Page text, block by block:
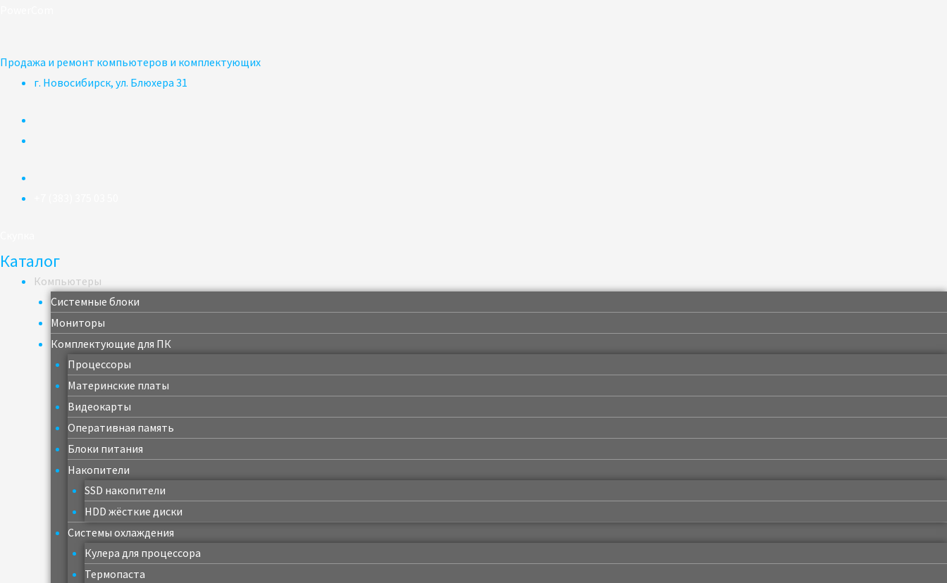
Продажа и ремонт компьютеров и комплектующих
г. Новосибирск, ул. Блюхера 31
Каталог
Компьютеры
Системные блоки
Мониторы
Комплектующие для ПК
Процессоры
Материнские платы
Видеокарты
Оперативная память
Блоки питания
Накопители
SSD накопители
HDD жёсткие диски
Системы охлаждения
Кулера для процессора
Термопаста